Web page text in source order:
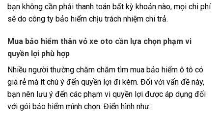
bạn không cần phải thanh toán bất kỳ khoản nào, mọi chi phí
sẽ do công ty bảo hiểm chịu trách nhiệm chi trả.
Mua bảo hiểm thân vỏ xe oto cần lựa chọn phạm vi
quyền lợi phù hợp
Nhiều người thường chăm chăm tìm mua bảo hiểm ô tô có
giá rẻ mà ít chú ý đến quyền lợi đi kèm. Đối với vấn đề này,
bạn nên lưu ý đến các phạm vi quyền lợi được áp dụng đối
với gói bảo hiểm mình chọn. Điển hình như: